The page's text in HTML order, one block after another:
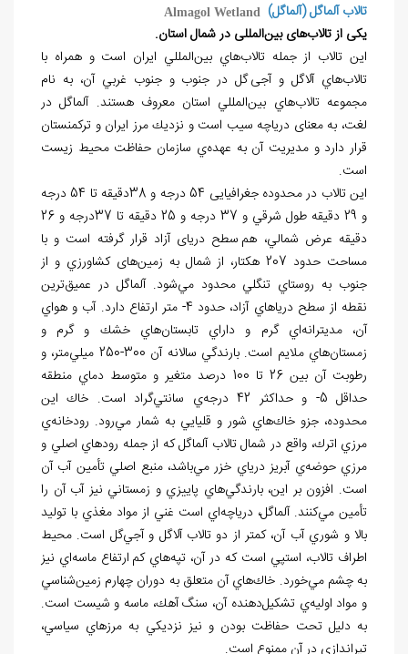
تالاب آلماگل (آلماگل) Almagol Wetland
یکی از تالاب‌های بینالمللی در شمال استان.
این تالاب از جمله تالابهاي بينالمللي ايران است و همراه با
تالابهاي آلاگل و آجی گل در جنوب و جنوب غربي آن، به نام
مجموعه تالابهاي بينالمللي استان معروف هستند. آلماگل در
لغت، به معنای درياچه سيب است و نزديك مرز ايران و تركمنستان
قرار دارد و مديريت آن به عهدهي سازمان حفاظت محيط زيست
است.
این تالاب در محدوده جغرافیایی 54 درجه و 38دقیقه تا 54 درجه
و 29 دقیقه طول شرقي و 37 درجه و 25 دقیقه تا 37درجه و 26
دقیقه عرض شمالي، هم سطح دریای آزاد قرار گرفته است و با
مساحت حدود 207 هکتار، از شمال به زمین
های كشاورزي و از
جنوب به روستاي تنگلي محدود ميشود. آلماگل در عميقترين
نقطه از سطح درياهاي آزاد، حدود 4- متر ارتفاع دارد. آب و هواي
آن، مديترانهاي گرم و داراي تابستانهاي خشك و گرم و
زمستانهاي ملايم است. بارندگي سالانه آن 300-250 ميلي
متر، و
رطوبت آن بين 26 تا 100 درصد متغير و متوسط دماي منطقه
حداقل 5- و حداكثر 42 درجه
ي سانتيگراد است. خاك اين
محدوده، جزو خاكهاي شور و قليايي به شمار ميرود. رودخانهي
مرزي اترك، واقع در شمال تالاب آلماگل كه از جمله رودهاي اصلي و
مرزي حوضهي آبريز درياي خزر ميباشد، منبع اصلي تأمين آب آن
است. افزون بر اين، بارندگيهاي پاييزي و زمستاني نيز آب آن را
تأمين ميكنند. آلماگل، درياچهاي است غني از مواد مغذي با توليد
بالا و شوري آب آن، كمتر از دو تالاب آلاگل و آجيگل است. محيط
اطراف تالاب، استپي است كه در آن، تپههاي كم ارتفاع ماسهاي نيز
به چشم ميخورد. خاكهاي آن متعلق به دوران چهارم زمينشناسي
و مواد اوليهي تشكيل‌دهنده آن، سنگ آهك، ماسه و شيست است.
به دليل تحت حفاظت بودن و نيز نزديكي به مرزهاي سياسي،